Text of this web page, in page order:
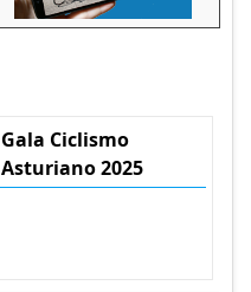
Gala Ciclismo
Asturiano 2025